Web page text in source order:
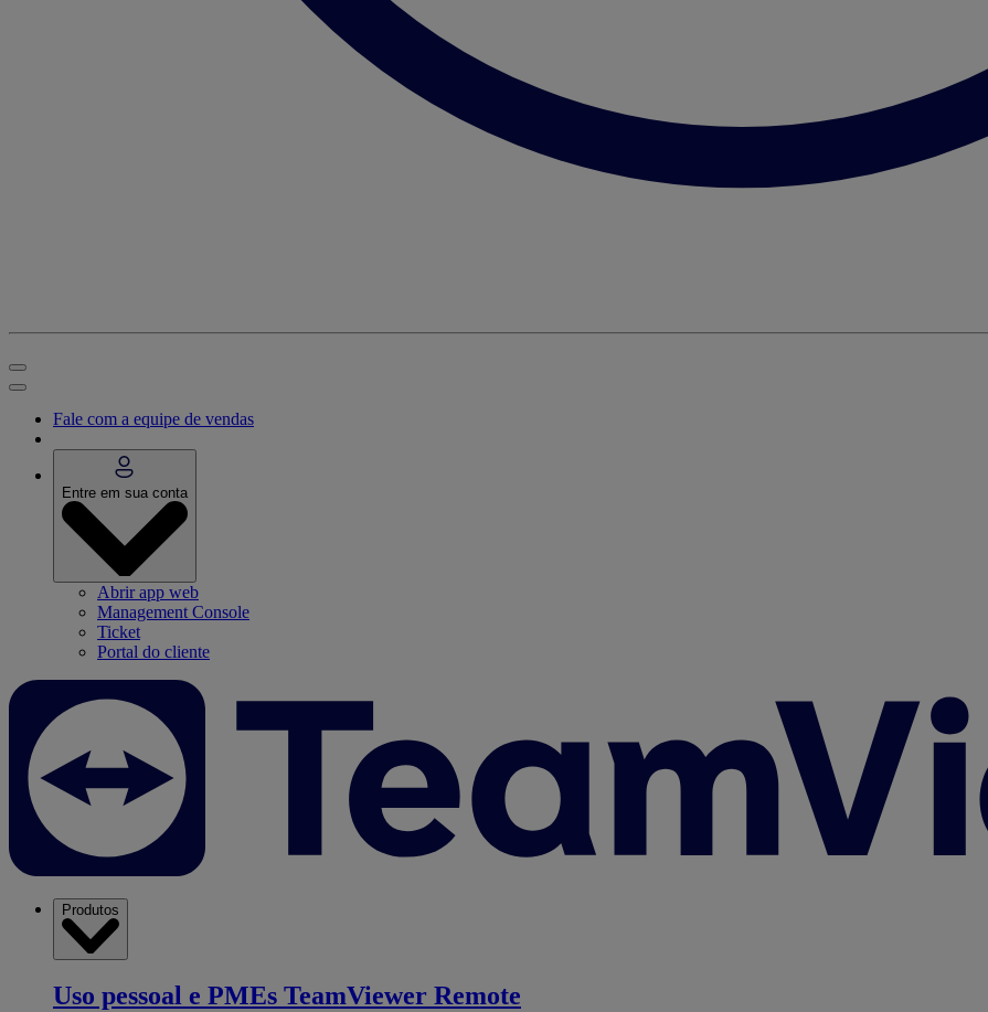
Fale com a equipe de vendas
Entre em sua conta
Abrir app web
Management Console
Ticket
Portal do cliente
Produtos
Uso pessoal e PMEs TeamViewer Remote